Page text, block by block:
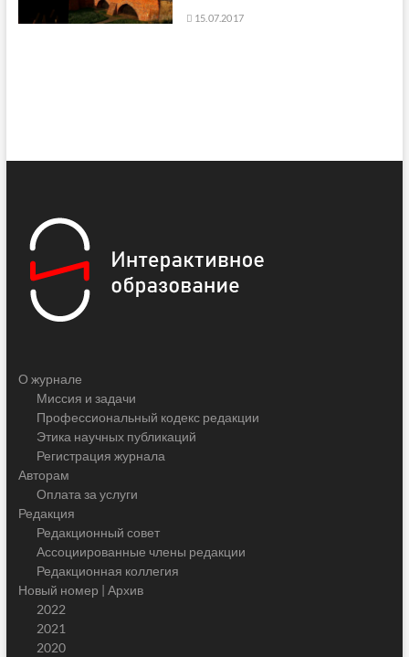
15.07.2017
О журнале
Миссия и задачи
Профессиональный кодекс редакции
Этика научных публикаций
Регистрация журнала
Авторам
Оплата за услуги
Редакция
Редакционный совет
Ассоциированные члены редакции
Редакционная коллегия
Новый номер | Архив
2022
2021
2020